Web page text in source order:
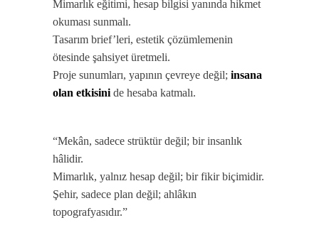
Mimarlık eğitimi, hesap bilgisi yanında hikmet
okuması sunmalı.
Tasarım brief’leri, estetik çözümlemenin
ötesinde şahsiyet üretmeli.
Proje sunumları, yapının çevreye değil; insana
olan etkisini de hesaba katmalı.
“Mekân, sadece strüktür değil; bir insanlık
hâlidir.
Mimarlık, yalnız hesap değil; bir fikir biçimidir.
Şehir, sadece plan değil; ahlâkın
topografyasıdır.”